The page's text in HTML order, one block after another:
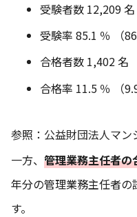
受験者数 12,209 名
受験率 85.1 ％ （
合格者数 1,402 名
合格率 11.5 ％ （
参照： 公益財団法人マン
一方、 管理業務主任者
年分の管理業務主任者
す。